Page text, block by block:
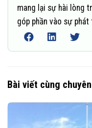
mang lại sự hài lòng
góp phần vào sự
Bài viết cùng